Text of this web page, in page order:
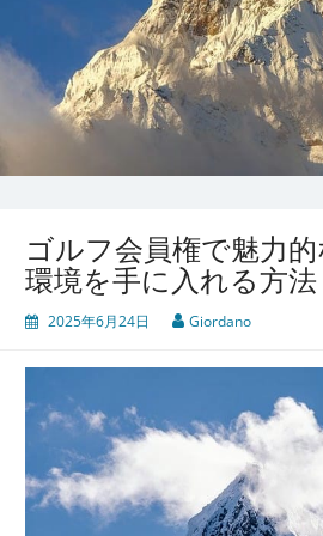
ゴルフ会員権で魅力
環境を手に入れる方法
2025年6月24日 Giordano